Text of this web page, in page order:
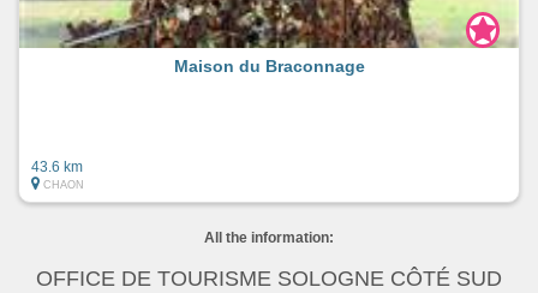
Maison du Braconnage
43.6 km
CHAON
All the information:
OFFICE DE TOURISME SOLOGNE CÔTÉ SUD